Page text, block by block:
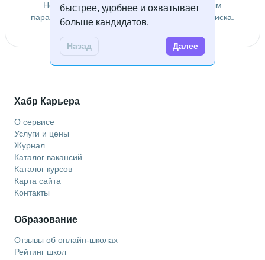
быстрее, удобнее и охватывает
больше кандидатов.
Назад Далее
Не удалось найти специалистов по заданным
параметрам. Попробуйте изменить условия поиска.
Хабр Карьера
О сервисе
Услуги и цены
Журнал
Каталог вакансий
Каталог курсов
Карта сайта
Контакты
Образование
Отзывы об онлайн-школах
Рейтинг школ